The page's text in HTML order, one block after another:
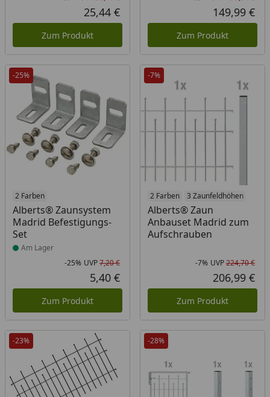
Rabatt in Prozent
Ursprünglicher Preis
Aktueller Preis
25,44 €
Zum Produkt
149,99 €
Zum Produkt
-25%
2 Farben
Alberts® Zaunsystem
Madrid Befestigungs-
Set
Produkt am Lager
Am Lager
Rabatt in Prozent
-25%
Ursprünglicher Preis
UVP7,20 €
Aktueller Preis
5,40 €
Zum Produkt
-7%
2 Farben 3 Zaunfeldhöhen
Alberts® Zaun
Anbauset Madrid zum
Aufschrauben
-7% UVP224,70 €
206,99 €
Zum Produkt
-23% -28%